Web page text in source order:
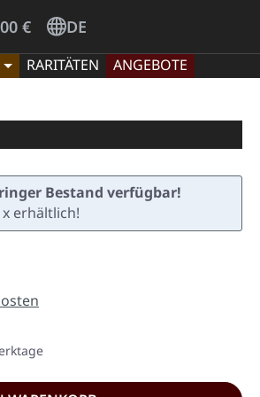
auf dem Merkzettel
€ enthält 0 Positionen. Der
DE
RARITÄTEN
ANGEBOTE
Bestand verfügbar!
erhältlich!